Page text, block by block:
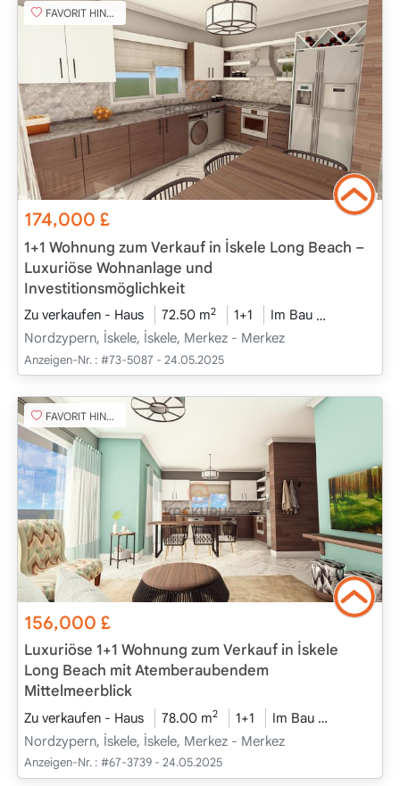
FAVORIT HINZUFÜGEN
174,000£
1+1 Wohnung zum Verkauf in İskele Long Beach –
Luxuriöse Wohnanlage und
Investitionsmöglichkeit
Zu verkaufen - Haus 72.50 m2 1+1 Im Bau
Nordzypern, İskele, İskele, Merkez - Merkez
Anzeigen-Nr. : #73-5087 - 24.05.2025
FAVORIT HINZUFÜGEN
156,000£
Luxuriöse 1+1 Wohnung zum Verkauf in İskele
Long Beach mit Atemberaubendem
Mittelmeerblick
Zu verkaufen - Haus 78.00 m2 1+1 Im Bau
Nordzypern, İskele, İskele, Merkez - Merkez
Anzeigen-Nr. : #67-3739 - 24.05.2025